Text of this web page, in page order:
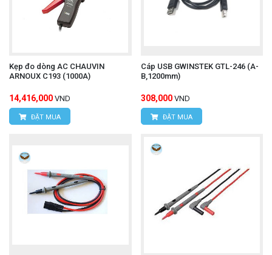
Kẹp đo dòng AC CHAUVIN
ARNOUX C193 (1000A)
14,416,000 VND
ĐẶT MUA
Cáp USB GWINSTEK GTL-246 (A-
B,1200mm)
308,000 VND
ĐẶT MUA